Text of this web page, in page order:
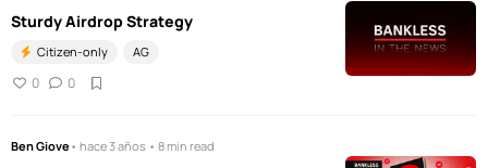
Sturdy Airdrop Strategy
Citizen-only AG
0 0
Ben Giove• hace 3 años • 8 min read